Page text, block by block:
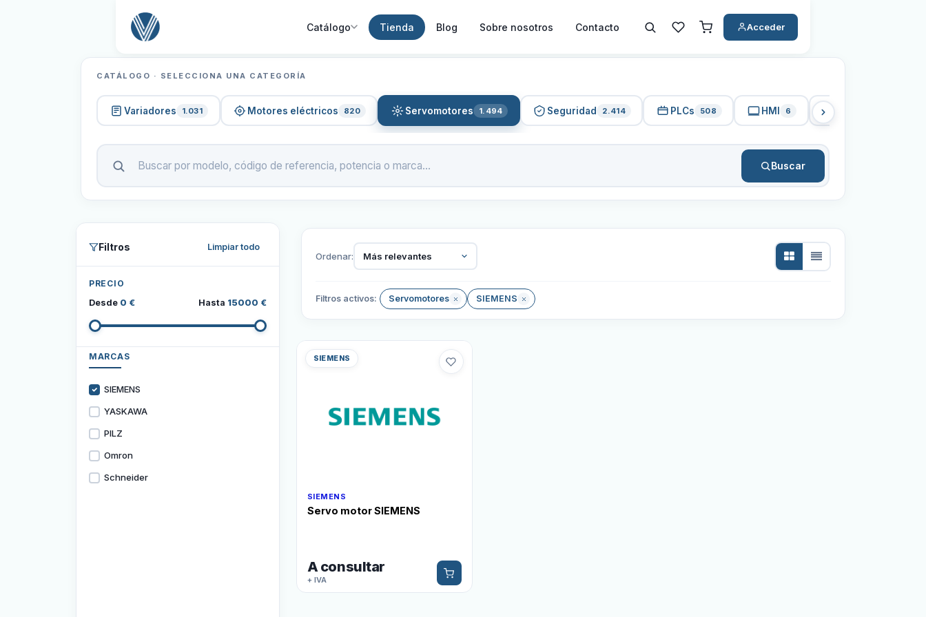
Catálogo Tienda Blog Sobre nosotros Contacto Acceder
CATÁLOGO · SELECCIONA UNA CATEGORÍA
Variadores 1.031 Motores eléctricos 820 Servomotores 1.494 Seguridad 2.414 PLCs 508 HMI 6
Buscar
Filtros Limpiar todo
PRECIO
Desde 0 € Hasta 15000 €
MARCAS
SIEMENS
YASKAWA
PILZ
Omron
Schneider
Ordenar: Más relevantes
Filtros activos: Servomotores SIEMENS
SIEMENS
SIEMENS
Servo motor SIEMENS
A consultar
+ IVA